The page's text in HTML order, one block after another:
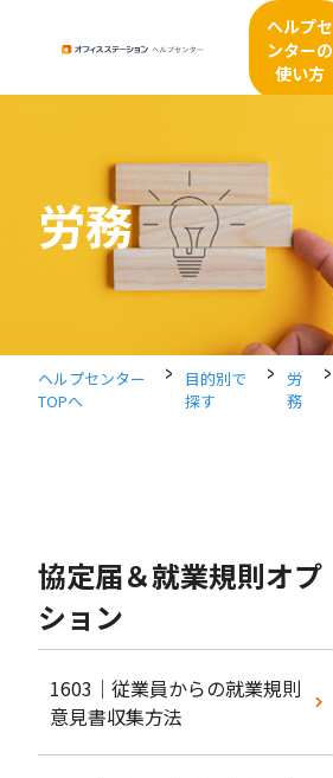
ヘルプセ
ンターの
使い方
労務
ヘルプセンター
TOPへ
>
目的別で
探す
>
労
務
>
協定届＆就業規則オプ
ション
1603｜従業員からの就業規則
意見書収集方法